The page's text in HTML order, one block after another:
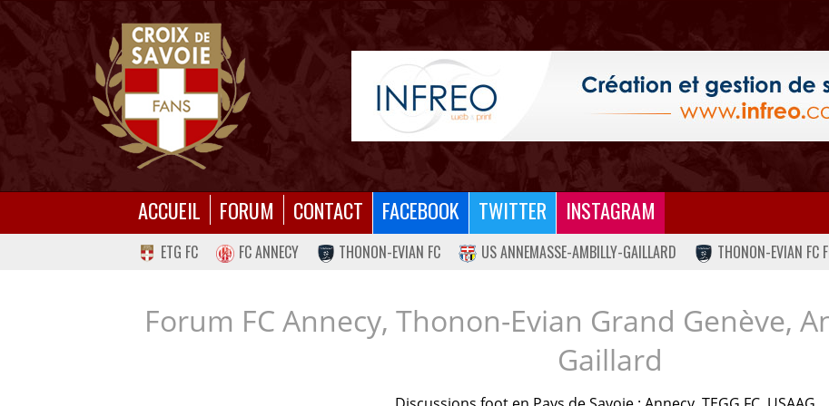
ACCUEIL FORUM CONTACT FACEBOOK TWITTER INSTAGRAM
ETG FC FC ANNECY THONON-EVIAN FC US ANNEMASSE-AMBILLY-GAILLARD THONON-EVIAN FC
Forum FC Annecy, Thonon-Evian Grand Genève,
Gaillard